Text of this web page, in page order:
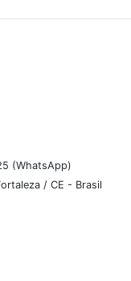
(WhatsApp)
/ CE - Brasil